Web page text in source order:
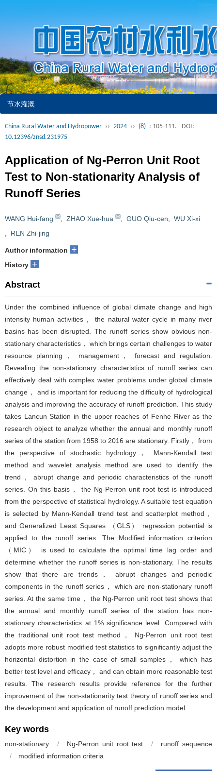
节水灌溉
China Rural Water and Hydropower ›› 2024 ›› (8) : 105-111.
DOI:
10.12396/znsd.231975
Application of Ng-Perron Unit Root
Test to Non-stationarity Analysis of
Runoff Series
WANG Hui-fang ZHAO Xue-hua GUO Qiu-cen
WU Xi-xi
REN Zhi-jing
Author information +
History +
Abstract
Under the combined influence of global climate change and high
intensity human activities， the natural water cycle in many river
basins has been disrupted. The runoff series show obvious non-
stationary characteristics， which brings certain challenges to water
resource planning， management， forecast and regulation.
Revealing the non-stationary characteristics of runoff series can
effectively deal with complex water problems under global climate
change， and is important for reducing the difficulty of hydrological
analysis and improving the accuracy of runoff prediction. This study
takes Lancun Station in the upper reaches of Fenhe River as the
research object to analyze whether the annual and monthly runoff
series of the station from 1958 to 2016 are stationary. Firstly， from
the perspective of stochastic hydrology， Mann-Kendall test
method and wavelet analysis method are used to identify the
trend， abrupt change and periodic characteristics of the runoff
series. On this basis， the Ng-Perron unit root test is introduced
from the perspective of statistical hydrology. A suitable test equation
is selected by Mann-Kendall trend test and scatterplot method，
and Generalized Least Squares （GLS） regression potential is
applied to the runoff series. The Modified information criterion
（MIC） is used to calculate the optimal time lag order and
determine whether the runoff series is non-stationary. The results
show that there are trends， abrupt changes and periodic
components in the runoff series， which are non-stationary runoff
series. At the same time， the Ng-Perron unit root test shows that
the annual and monthly runoff series of the station has non-
stationary characteristics at 1% significance level. Compared with
the traditional unit root test method， Ng-Perron unit root test
adopts more robust modified test statistics to significantly adjust the
horizontal distortion in the case of small samples， which has
better test level and efficacy， and can obtain more reasonable test
results. The research results provide reference for the further
improvement of the non-stationarity test theory of runoff series and
the development and application of runoff prediction model.
Key words
non-stationary / Ng-Perron unit root test /
runoff sequence
/
modified information criteria